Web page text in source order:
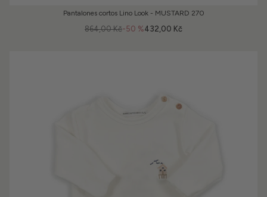
Pantalones cortos Lino Look - MUSTARD 270
-50 %
864,00 Kč 432,00 Kč